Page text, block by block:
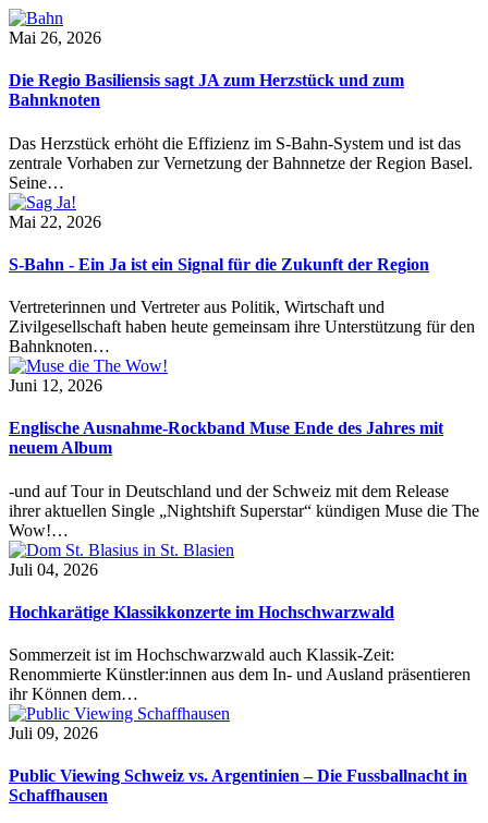
Mai 26, 2026
Die Regio Basiliensis sagt JA zum Herzstück und zum
Bahnknoten
Das Herzstück erhöht die Effizienz im S-Bahn-System und ist das
zentrale Vorhaben zur Vernetzung der Bahnnetze der Region Basel.
Seine…
Mai 22, 2026
S-Bahn - Ein Ja ist ein Signal für die Zukunft der Region
Vertreterinnen und Vertreter aus Politik, Wirtschaft und
Zivilgesellschaft haben heute gemeinsam ihre Unterstützung für den
Bahnknoten…
Juni 12, 2026
Englische Ausnahme-Rockband Muse Ende des Jahres mit
neuem Album
-und auf Tour in Deutschland und der Schweiz mit dem Release
ihrer aktuellen Single „Nightshift Superstar“ kündigen Muse die The
Wow!…
Juli 04, 2026
Hochkarätige Klassikkonzerte im Hochschwarzwald
Sommerzeit ist im Hochschwarzwald auch Klassik-Zeit:
Renommierte Künstler:innen aus dem In- und Ausland präsentieren
ihr Können dem…
Juli 09, 2026
Public Viewing Schweiz vs. Argentinien – Die Fussballnacht in
Schaffhausen